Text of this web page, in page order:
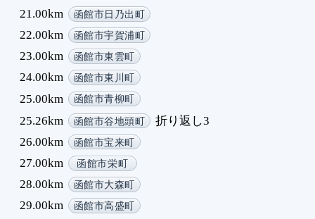
21.00km 函館市日乃出町
22.00km 函館市宇賀浦町
23.00km 函館市東雲町
24.00km 函館市東川町
25.00km 函館市青柳町
25.26km 函館市谷地頭町
折り返し3
26.00km
函館市宝来町
27.00km 函館市栄町
28.00km 函館市大森町
29.00km 函館市高盛町